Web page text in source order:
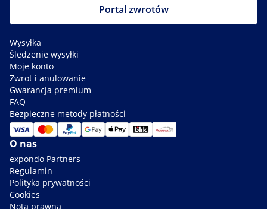
Portal zwrotów
Wysyłka
Śledzenie wysyłki
Moje konto
Zwrot i anulowanie
Gwarancja premium
FAQ
Bezpieczne metody płatności
O nas
expondo Partners
Regulamin
Polityka prywatności
Cookies
Nota prawna